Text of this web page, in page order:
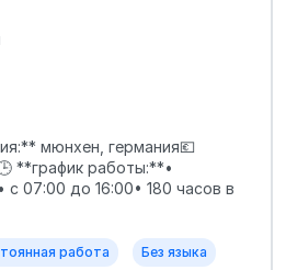
мюнхен, германия💶
**график работы:**•
с 07:00 до 16:00• 180 часов в
работа Без языка